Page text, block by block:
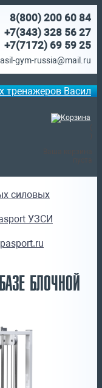
8(800) 200 60 84
+7(343) 328 56 27
+7(7172) 69 59 25
gym-russia@mail.ru
тренажеров Васил
силовых
УЗСИ
БЛОЧНОЙ